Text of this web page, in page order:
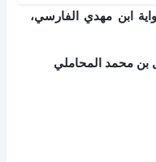
ابن مهدي الفارسي،
بن محمد المحاملي